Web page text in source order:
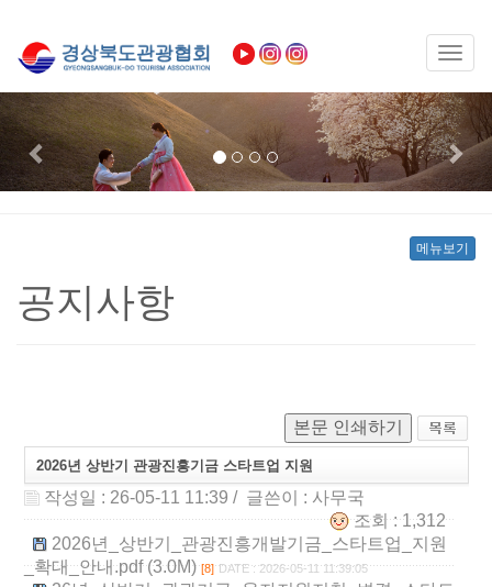
Previous
메뉴보기
공지사항
본문 인쇄하기
2026년 상반기 관광진흥기금 스타트업 지원
작성일 : 26-05-11 11:39 / 글쓴이 : 사무국
조회 : 1,312
2026년_상반기_관광진흥개발기금_스타트업_지원
_확대_안내.pdf (3.0M) [8] DATE : 2026-05-11 11:39:05